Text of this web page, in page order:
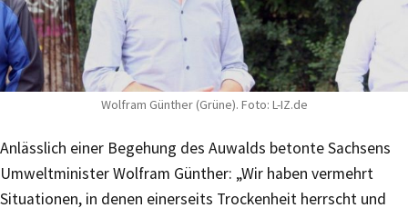
Wolfram Günther (Grüne). Foto: L-IZ.de
Anlässlich einer Begehung des Auwalds betonte Sachsens
Umweltminister Wolfram Günther: „Wir haben vermehrt
Situationen, in denen einerseits Trockenheit herrscht und